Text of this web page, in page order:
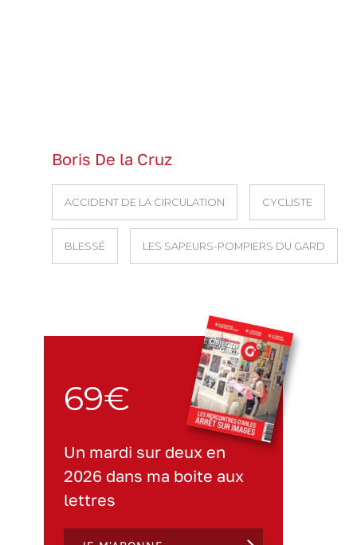
Boris De la Cruz
ACCIDENT DE LA CIRCULATION CYCLISTE
BLESSÉ LES SAPEURS-POMPIERS DU GARD
69€
Un mardi sur deux en
2026 dans ma boite aux
lettres